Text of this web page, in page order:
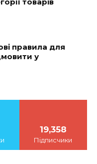
правила для
у
19,358
Підписчики